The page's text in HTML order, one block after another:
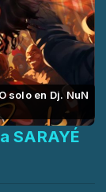
solo en Dj. NuN
SARAYÉ